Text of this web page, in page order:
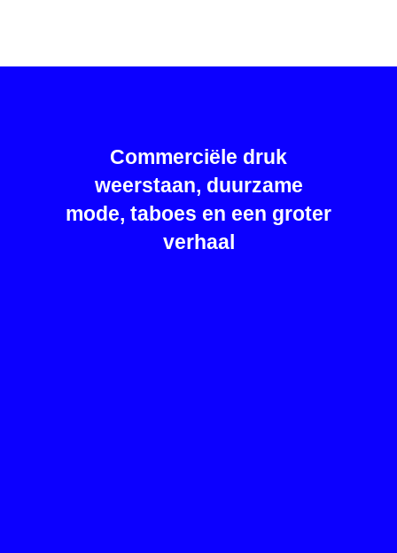
Commerciële druk
weerstaan, duurzame
mode, taboes en een groter
verhaal